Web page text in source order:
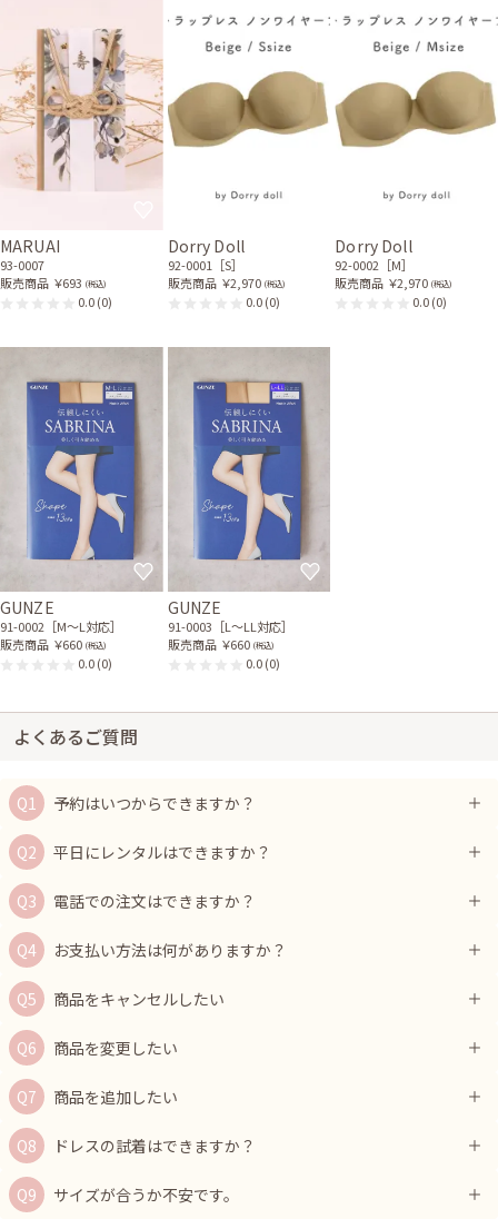
MARUAI
93-0007
販売商品 ￥693 (税込)
0.0(0)
Dorry Doll
92-0001［S］
販売商品 ￥2,970 (税込)
0.0(0)
Dorry Doll
92-0002［M］
販売商品 ￥2,970 (税込)
0.0(0)
GUNZE
91-0002［M〜L対応］
販売商品 ￥660 (税込)
0.0(0)
GUNZE
91-0003［L〜LL対応］
販売商品 ￥660 (税込)
0.0(0)
よくあるご質問
予約はいつからできますか？
平日にレンタルはできますか？
電話での注文はできますか？
お支払い方法は何がありますか？
商品をキャンセルしたい
商品を変更したい
商品を追加したい
ドレスの試着はできますか？
サイズが合うか不安です。